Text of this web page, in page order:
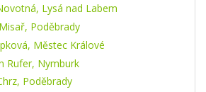
Lysá nad Labem
Poděbrady
Městec Králové
Rufer, Nymburk
Poděbrady